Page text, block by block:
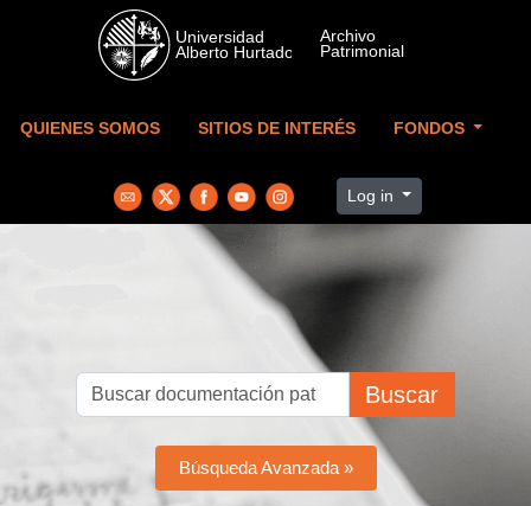
Skip to main content
QUIENES SOMOS SITIOS DE INTERÉS FONDOS
Log in
Buscar
Búsqueda Avanzada »